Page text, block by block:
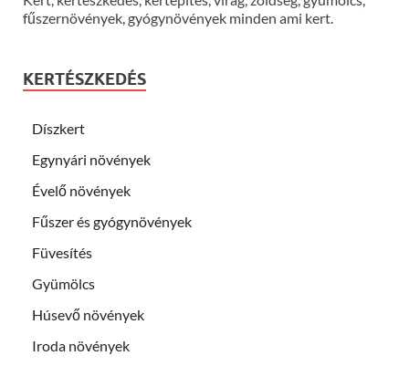
fűszernövények, gyógynövények minden ami kert.
KERTÉSZKEDÉS
Díszkert
Egynyári növények
Évelő növények
Fűszer és gyógynövények
Füvesítés
Gyümölcs
Húsevő növények
Iroda növények